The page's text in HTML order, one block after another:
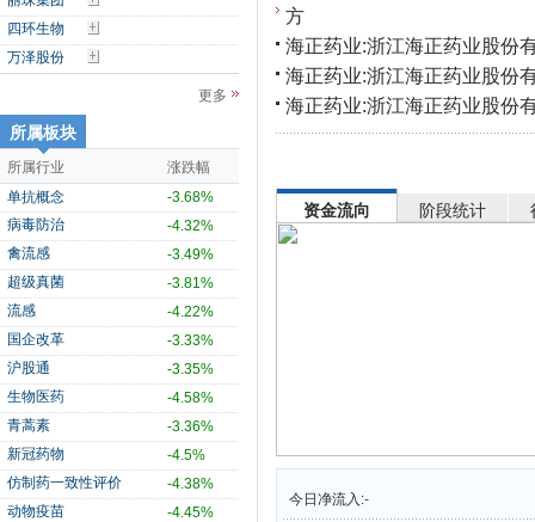
四环生物
万泽股份
更多
所属板块
所属行业
涨跌幅
单抗概念
-3.68%
病毒防治
-4.32%
禽流感
-3.49%
超级真菌
-3.81%
流感
-4.22%
国企改革
-3.33%
沪股通
-3.35%
生物医药
-4.58%
青蒿素
-3.36%
新冠药物
-4.5%
仿制药一致性评价
-4.38%
动物疫苗
-4.45%
方
海正药业:浙江海正药业股份
海正药业:浙江海正药业股份
海正药业:浙江海正药业股份
资金流向 阶段统计
今日净流入:-